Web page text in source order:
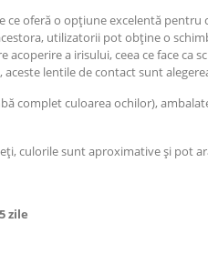
oferă o opțiune excelentă pentru
utilizatorii pot obține o
a irisului, ceea ce face ca
lentile de contact sunt
complet culoarea ochilor),
culorile sunt aproximative și pot
zile